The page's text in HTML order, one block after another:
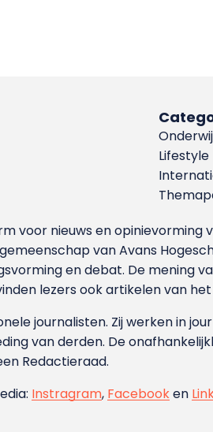
Lifestyle
voor nieuws en
van Avans
en debat. De mening
lezers ook artikelen van
journalisten. Zij werken in
van derden. De
Redactieraad.
Instragram, Facebooken